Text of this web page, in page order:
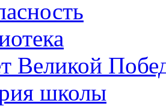
Великой
школы